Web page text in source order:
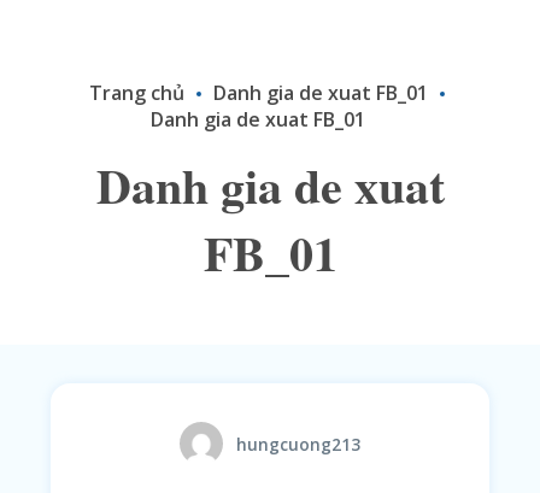
Trang chủ
Danh gia de xuat FB_01
Danh gia de xuat FB_01
Danh gia de xuat
FB_01
hungcuong213